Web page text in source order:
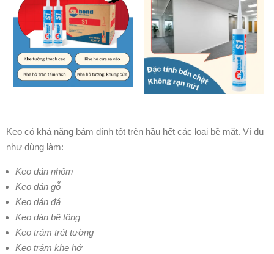
Keo có khả năng bám dính tốt trên hầu hết các loại bề mặt. Ví dụ
như dùng làm:
Keo dán nhôm
Keo dán gỗ
Keo dán đá
Keo dán bê tông
Keo trám trét tường
Keo trám khe hở